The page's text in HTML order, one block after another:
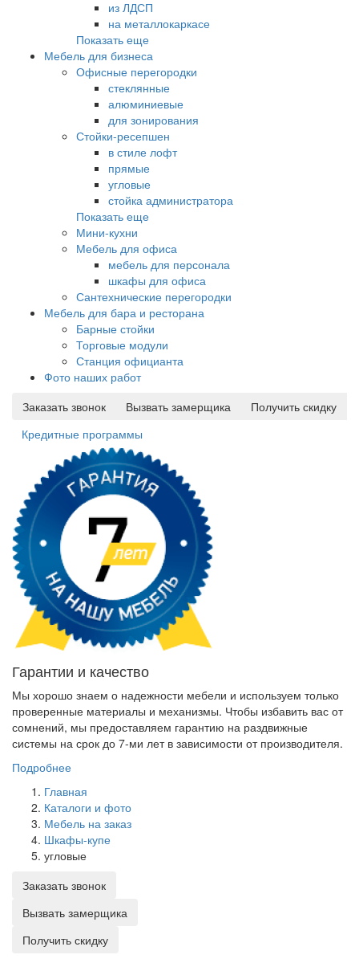
из ЛДСП
на металлокаркасе
Показать еще
Мебель для бизнеса
Офисные перегородки
стеклянные
алюминиевые
для зонирования
Стойки-ресепшен
в стиле лофт
прямые
угловые
стойка администратора
Показать еще
Мини-кухни
Мебель для офиса
мебель для персонала
шкафы для офиса
Сантехнические перегородки
Мебель для бара и ресторана
Барные стойки
Торговые модули
Станция официанта
Фото наших работ
Заказать звонок
Вызвать замерщика
Получить скидку
Кредитные программы
Гарантии и качество
Мы хорошо знаем о надежности мебели и используем только
проверенные материалы и механизмы. Чтобы избавить вас от
сомнений, мы предоставляем гарантию на раздвижные
системы на срок до 7-ми лет в зависимости от производителя.
Подробнее
Главная
Каталоги и фото
Мебель на заказ
Шкафы-купе
угловые
Заказать звонок
Вызвать замерщика
Получить скидку